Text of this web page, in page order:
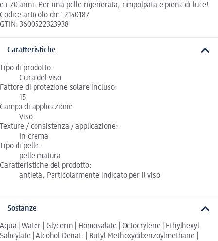
e i 70 anni. Per una pelle rigenerata, rimpolpata e piena di luce!
Codice articolo dm: 2140187
GTIN: 3600522323938
Caratteristiche
Tipo di prodotto:
Cura del viso
Fattore di protezione solare incluso:
15
Campo di applicazione:
Viso
Texture / consistenza / applicazione:
In crema
Tipo di pelle:
pelle matura
Caratteristiche del prodotto:
antietà, Particolarmente indicato per il viso
Sostanze
Aqua | Water | Glycerin | Homosalate | Octocrylene | Ethylhexyl
Salicylate | Alcohol Denat. | Butyl Methoxydibenzoylmethane |